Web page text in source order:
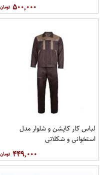
۵۰۰,۰۰۰
لباس کار کاپشن و شلوار مدل
استخوانی و شکلاتی
۴۴۹,۰۰۰